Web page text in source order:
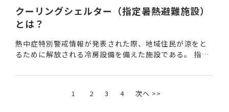
クーリングシェルター（指定暑熱避難施設）
とは？
熱中症特別警戒情報が発表された際、地域住民が涼をと
るために解放される冷房設備を備えた施設である。 指定
シェルター・マーク」が掲示されている。施設の種類は...
1 2 3 4 次へ >>